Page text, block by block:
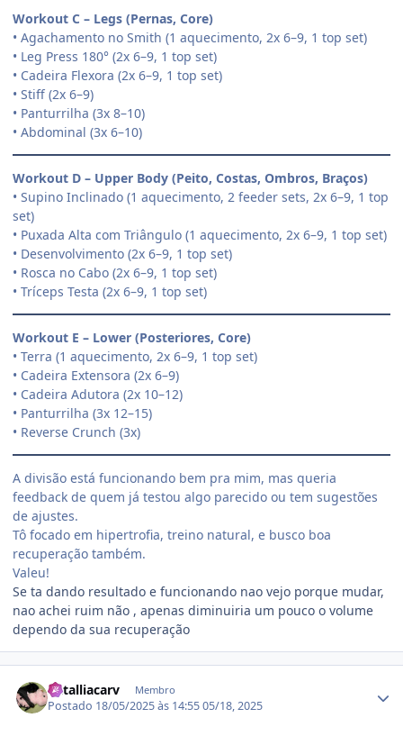
Workout C – Legs (Pernas, Core)
• Agachamento no Smith (1 aquecimento, 2x 6–9, 1 top set)
• Leg Press 180° (2x 6–9, 1 top set)
• Cadeira Flexora (2x 6–9, 1 top set)
• Stiff (2x 6–9)
• Panturrilha (3x 8–10)
• Abdominal (3x 6–10)
Workout D – Upper Body (Peito, Costas, Ombros, Braços)
• Supino Inclinado (1 aquecimento, 2 feeder sets, 2x 6–9, 1 top
set)
• Puxada Alta com Triângulo (1 aquecimento, 2x 6–9, 1 top set)
• Desenvolvimento (2x 6–9, 1 top set)
• Rosca no Cabo (2x 6–9, 1 top set)
• Tríceps Testa (2x 6–9, 1 top set)
Workout E – Lower (Posteriores, Core)
• Terra (1 aquecimento, 2x 6–9, 1 top set)
• Cadeira Extensora (2x 6–9)
• Cadeira Adutora (2x 10–12)
• Panturrilha (3x 12–15)
• Reverse Crunch (3x)
A divisão está funcionando bem pra mim, mas queria
feedback de quem já testou algo parecido ou tem sugestões
de ajustes.
Tô focado em hipertrofia, treino natural, e busco boa
recuperação também.
Valeu!
Se ta dando resultado e funcionando nao vejo porque mudar,
nao achei ruim não , apenas diminuiria um pouco o volume
dependo da sua recuperação
natalliacarv Membro
Postado 18/05/2025 às 14:5505/18, 2025